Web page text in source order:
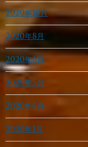
2020年10月
2020年8月
2020年6月
2020年5月
2020年4月
2020年1月